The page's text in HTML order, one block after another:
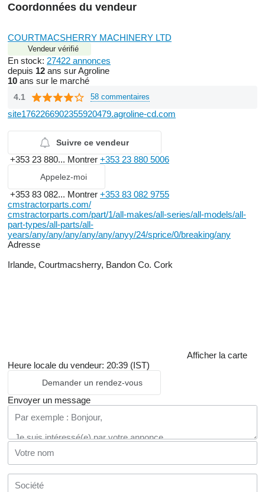
Coordonnées du vendeur
COURTMACSHERRY MACHINERY LTD
Vendeur vérifié
En stock: 27422 annonces
depuis 12 ans sur Agroline
10 ans sur le marché
4.1 58 commentaires
site1762266902355920479.agroline-cd.com
Suivre ce vendeur
+353 23 880... Montrer +353 23 880 5006
Appelez-moi
+353 83 082... Montrer +353 83 082 9755
cmstractorparts.com/
cmstractorparts.com/part/1/all-makes/all-series/all-models/all-
part-types/all-parts/all-
years/any/any/any/any/any/anyy/24/sprice/0/breaking/any
Adresse
Irlande, Courtmacsherry, Bandon Co. Cork
Afficher la carte
Heure locale du vendeur: 20:39 (IST)
Demander un rendez-vous
Envoyer un message